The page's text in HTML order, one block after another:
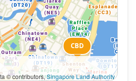
CBD
© contributors,Singapore Land Authority